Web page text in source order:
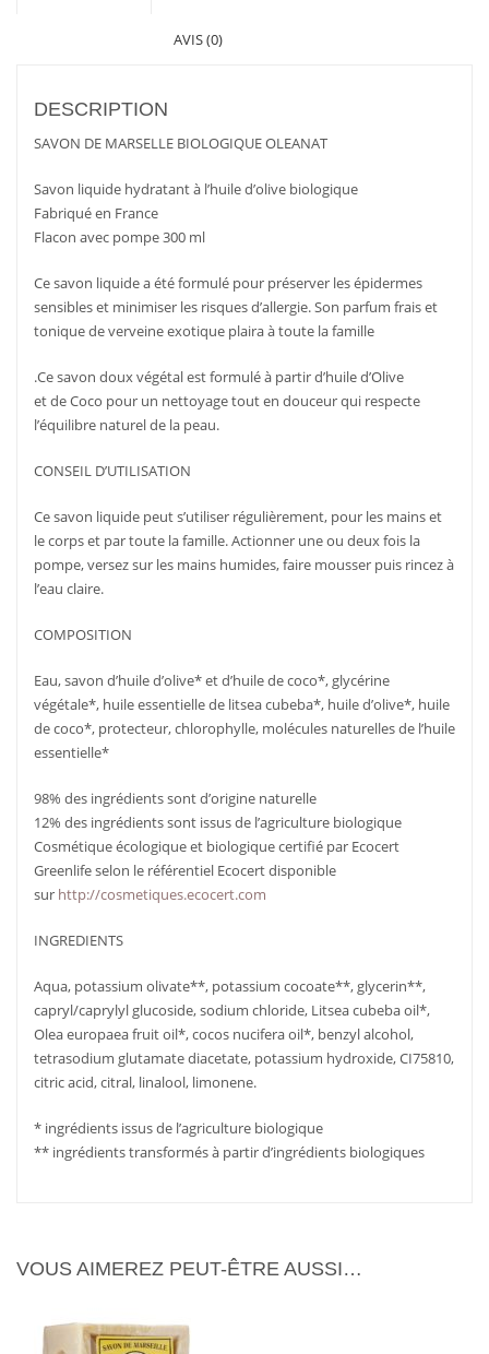
AVIS (0)
DESCRIPTION
SAVON DE MARSELLE BIOLOGIQUE OLEANAT
Savon liquide hydratant à l’huile d’olive biologique
Fabriqué en France
Flacon avec pompe 300 ml
Ce savon liquide a été formulé pour préserver les épidermes
sensibles et minimiser les risques d’allergie. Son parfum frais et
tonique de verveine exotique plaira à toute la famille
.Ce savon doux végétal est formulé à partir d’huile d’Olive
et de Coco pour un nettoyage tout en douceur qui respecte
l’équilibre naturel de la peau.
CONSEIL D’UTILISATION
Ce savon liquide peut s’utiliser régulièrement, pour les mains et
le corps et par toute la famille. Actionner une ou deux fois la
pompe, versez sur les mains humides, faire mousser puis rincez à
l’eau claire.
COMPOSITION
Eau, savon d’huile d’olive* et d’huile de coco*, glycérine
végétale*, huile essentielle de litsea cubeba*, huile d’olive*, huile
de coco*, protecteur, chlorophylle, molécules naturelles de l’huile
essentielle*
98% des ingrédients sont d’origine naturelle
12% des ingrédients sont issus de l’agriculture biologique
Cosmétique écologique et biologique certifié par Ecocert
Greenlife selon le référentiel Ecocert disponible
sur http://cosmetiques.ecocert.com
INGREDIENTS
Aqua, potassium olivate**, potassium cocoate**, glycerin**,
capryl/caprylyl glucoside, sodium chloride, Litsea cubeba oil*,
Olea europaea fruit oil*, cocos nucifera oil*, benzyl alcohol,
tetrasodium glutamate diacetate, potassium hydroxide, CI75810,
citric acid, citral, linalool, limonene.
* ingrédients issus de l’agriculture biologique
** ingrédients transformés à partir d’ingrédients biologiques
VOUS AIMEREZ PEUT-ÊTRE AUSSI…
AJOUTER
PLUS